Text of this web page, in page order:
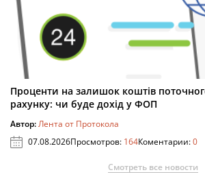
Проценти на залишок коштів
рахунку: чи буде дохід у ФОП
Автор:Лента от Протокола
07.08.2026Просмотров: 164Коментарии:0
Смотреть все новости